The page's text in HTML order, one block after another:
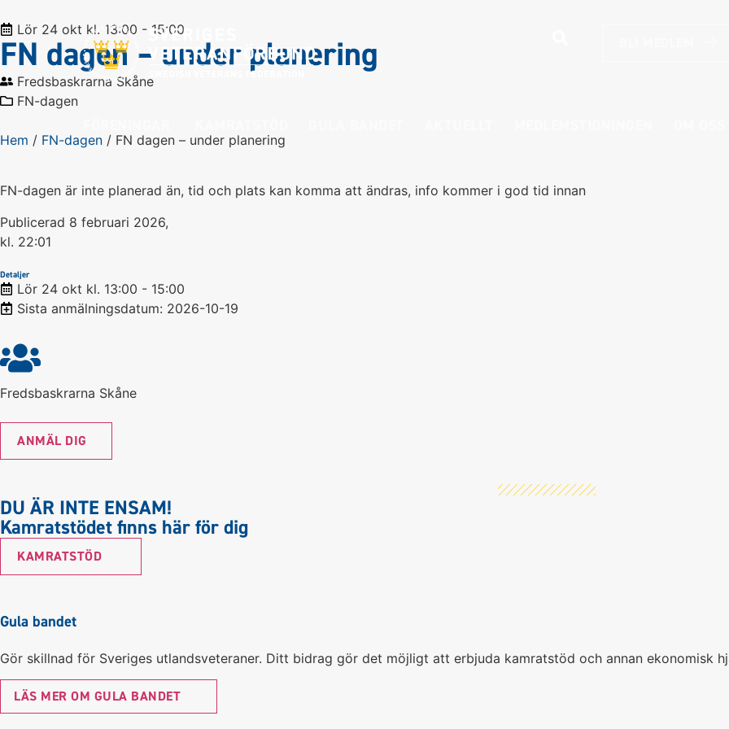
Lör 24 okt kl. 13:00 - 15:00
FN dagen – under planering
Fredsbaskrarna Skåne
FN-dagen
Hem / FN-dagen / FN dagen – under planering
FN-dagen är inte planerad än, tid och plats kan komma att ändras, info kommer i god tid innan
Publicerad 8 februari 2026,
kl. 22:01
Detaljer
Lör 24 okt kl. 13:00 - 15:00
Sista anmälningsdatum: 2026-10-19
Fredsbaskrarna Skåne
ANMÄL DIG
DU ÄR INTE ENSAM!
Kamratstödet finns här för dig
KAMRATSTÖD
Gula bandet
Gör skillnad för Sveriges utlandsveteraner. Ditt bidrag gör det möjligt att erbjuda kamratstöd och annan ekonomisk
LÄS MER OM GULA BANDET